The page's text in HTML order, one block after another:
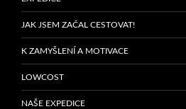
JAK JSEM ZAČAL CESTOVAT!
K ZAMYŠLENÍ A MOTIVACE
LOWCOST
NAŠE EXPEDICE